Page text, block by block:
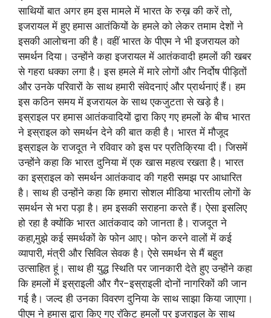
साथियों बात अगर हम इस मामले में भारत के रुख़ की करें तो,
इजरायल में हुए हमास आतंकियों के हमले को लेकर तमाम देशों ने
इसकी आलोचना की है। वहीं भारत के पीएम ने भी इजरायल को
समर्थन दिया। उन्होंने कहा इजरायल में आतंकवादी हमलों की खबर
से गहरा धक्का लगा है। इस हमले में मारे लोगों और निर्दोष पीड़ितों
और उनके परिवारों के साथ हमारी संवेदनाएं और प्रार्थनाएं हैं। हम
इस कठिन समय में इजरायल के साथ एकजुटता से खड़े है।
इस्राइल पर हमास आतंकवादियों द्वारा किए गए हमलों के बीच भारत
ने इस्राइल को समर्थन देने की बात कही है। भारत में मौजूद
इस्राइल के राजदूत ने रविवार को इस पर प्रतिक्रिया दी। जिसमें
उन्होंने कहा कि भारत दुनिया में एक खास महत्व रखता है। भारत
का इस्राइल को समर्थन आतंकवाद की गहरी समझ पर आधारित
है। साथ ही उन्होंने कहा कि हमारा सोशल मीडिया भारतीय लोगों के
समर्थन से भरा पड़ा है। हम इसकी सराहना करते हैं। ऐसा इसलिए
हो रहा है क्योंकि भारत आतंकवाद को जानता है। राजदूत ने
कहा,मुझे कई समर्थकों के फोन आए। फोन करने वालों में कई
व्यापारी, मंत्री और सिविल सेवक है। ऐसे समर्थन से मैं बहुत
उत्साहित हूं। साथ ही युद्ध स्थिति पर जानकारी देते हुए उन्होंने कहा
कि हमलों में इस्राइली और गैर-इस्राइली दोनों नागरिकों की जान
गई है। जल्द ही उनका विवरण दुनिया के साथ साझा किया जाएगा।
पीएम ने हमास द्वारा किए गए रॉकेट हमलों पर इजराइल के साथ